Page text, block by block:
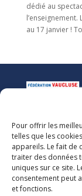
Pour offrir les
telles que les
appareils. Le fait de
traiter des données
uniques sur ce site.
consentement peut
et fonctions.
dédié au
au 17 janvier !
La Ligue de
Fédération des
Nous vous
et de 13h30 à
08h00 à 12h30 et